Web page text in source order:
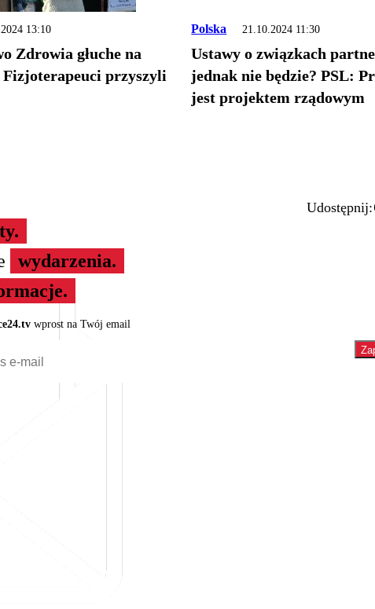
13:10
Zdrowia głuche na
przyszyli
Polska 21.10.2024 11:30
Ustawy o związkach
jednak nie będzie? PSL:
jest projektem rządowym
Udostępnij:
wydarzenia.
wprost na Twój email